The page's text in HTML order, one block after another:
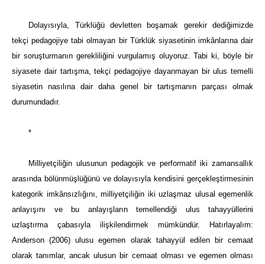
Dolayısıyla, Türklüğü devletten boşamak gerekir dediğimizde
tekçi pedagojiye tabi olmayan bir Türklük siyasetinin imkânlarına dair
bir soruşturmanın gerekliliğini vurgulamış oluyoruz. Tabi ki, böyle bir
siyasete dair tartışma, tekçi pedagojiye dayanmayan bir ulus temelli
siyasetin nasılına dair daha genel bir tartışmanın parçası olmak
durumundadır.
*
Milliyetçiliğin ulusunun pedagojik ve performatif iki zamansallık
arasında bölünmüşlüğünü ve dolayısıyla kendisini gerçekleştirmesinin
kategorik imkânsızlığını, milliyetçiliğin iki uzlaşmaz ulusal egemenlik
anlayışını ve bu anlayışların temellendiği ulus tahayyüllerini
uzlaştırma çabasıyla ilişkilendirmek mümkündür. Hatırlayalım:
Anderson (2006) ulusu egemen olarak tahayyül edilen bir cemaat
olarak tanımlar, ancak ulusun bir cemaat olması ve egemen olması